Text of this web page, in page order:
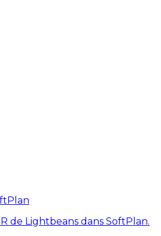
de Lightbeans dans SoftPlan.